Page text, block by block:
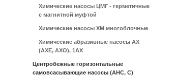
Химические насосы ЦМГ - герметичные
с магнитной муфтой
Химические насосы ХМ многоблочные
Химические абразивные насосы АХ
(АХЕ, АХО), 1АХ
Центробежные горизонтальные
самовсасывающие насосы (АНС, С)